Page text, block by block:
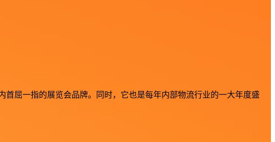
屈一指的展览会品牌。同时，它也是每年内部物流行业的一大年度盛